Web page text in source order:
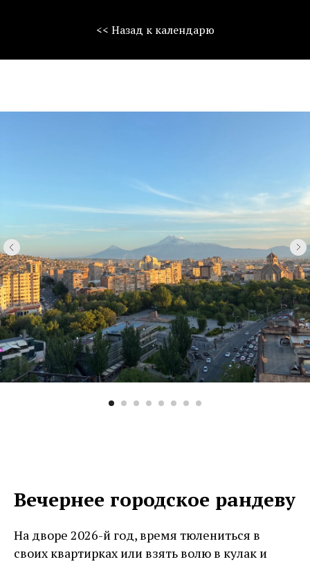
<< Назад к календарю
Вечернее городское рандеву
На дворе 2026-й год, время тюлениться в
своих квартирках или взять волю в кулак и